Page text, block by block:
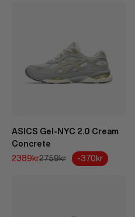
ASICS Gel-NYC 2.0 Cream
Concrete
REA-pris
2389krPris
2759kr -370kr